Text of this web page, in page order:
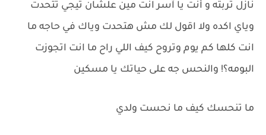
نازل تربته و أنت يا آسر انت مين علشان تيجي تتحدت
وياي اكده ولا اقول لك مش هتحدت وياك في حاجه ما
انت كلها كم يوم وتروح كيف اللي راح ما انت اتجوزت
البومه؟! والنحس جه على حياتك يا مسكين
ما تنحسك كيف ما نحست ولدي